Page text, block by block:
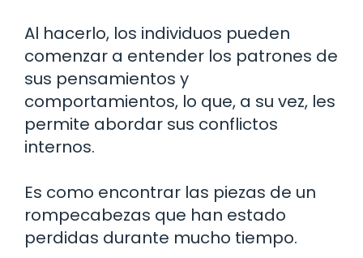
Al hacerlo, los individuos pueden
comenzar a entender los patrones de
sus pensamientos y
comportamientos, lo que, a su vez, les
permite abordar sus conflictos
internos.
Es como encontrar las piezas de un
rompecabezas que han estado
perdidas durante mucho tiempo.